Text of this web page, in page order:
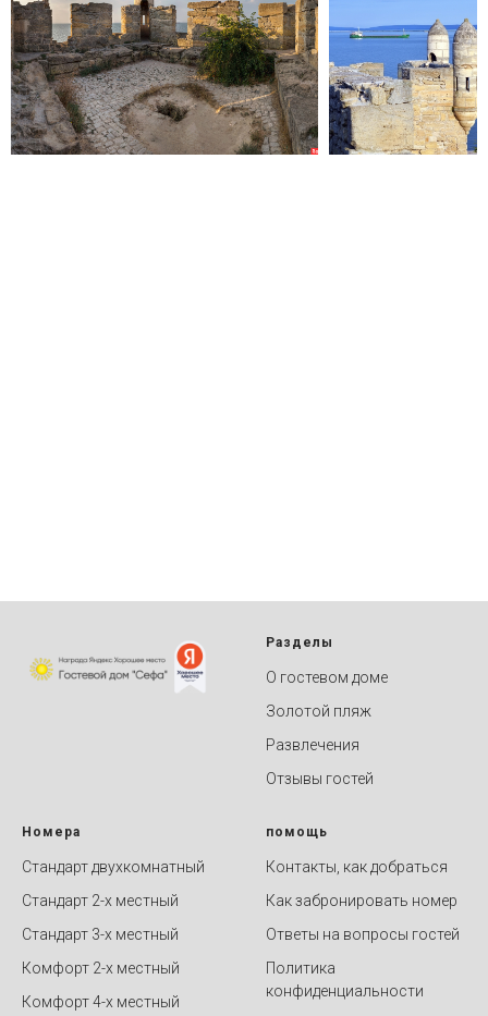
Разделы
О гостевом доме
Золотой пляж
Развлечения
Отзывы гостей
Номера
Стандарт двухкомнатный
Стандарт 2-х местный
Стандарт 3-х местный
Комфорт 2-х местный
Комфорт 4-х местный
помощь
Контакты, как добраться
Как забронировать номер
Ответы на вопросы гостей
Политика
конфиденциальности